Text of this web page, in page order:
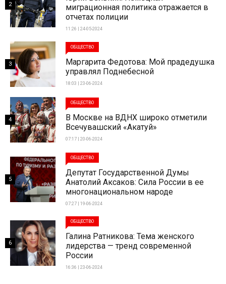
миграционная политика отражается в
отчетах полиции
11:26 | 24-05-2024
2
ОБЩЕСТВО
Маргарита Федотова: Мой прадедушка
управлял Поднебесной
18:03 | 23-06-2024
3
ОБЩЕСТВО
В Москве на ВДНХ широко отметили
Всечувашский «Акатуй»
07:17 | 20-06-2024
4
ОБЩЕСТВО
Депутат Государственной Думы
Анатолий Аксаков: Сила России в ее
многонациональном народе
07:27 | 19-06-2024
5
ОБЩЕСТВО
Галина Ратникова: Тема женского
лидерства — тренд современной
России
16:36 | 23-06-2024
6